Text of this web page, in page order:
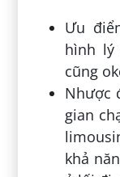
Ưu
hình lý
cũng
Nhược
gian
khả